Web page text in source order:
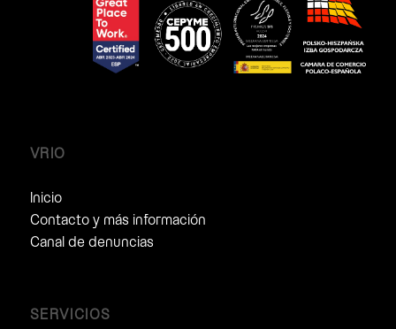
VRIO
Inicio
Contacto y más información
Canal de denuncias
SERVICIOS